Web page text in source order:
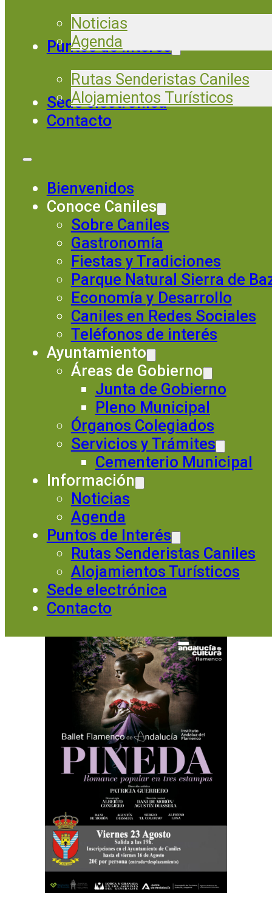
Noticias
Agenda
Puntos de Interés
Rutas Senderistas Caniles
Alojamientos Turísticos
Sede electrónica
Contacto
Bienvenidos
Conoce Caniles
Sobre Caniles
Gastronomía
Fiestas y Tradiciones
Parque Natural Sierra de
Economía y Desarrollo
Caniles en Redes Sociales
Teléfonos de interés
Ayuntamiento
Áreas de Gobierno
Junta de Gobierno
Pleno Municipal
Órganos Colegiados
Servicios y Trámites
Cementerio Municipal
Información
Noticias
Agenda
Puntos de Interés
Rutas Senderistas Caniles
Alojamientos Turísticos
Sede electrónica
Contacto